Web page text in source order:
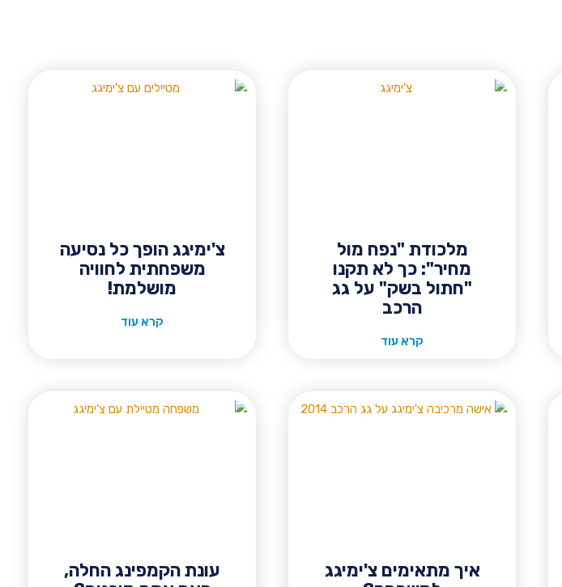
מלכודת "נפח מול
מחיר": כך לא תקנו
"חתול בשק" על גג
הרכב
קרא עוד
צ'ימיגג הופך כל נסיעה
משפחתית לחוויה
מושלמת!
קרא עוד
איך מתאימים צ'ימיגג
עונת הקמפינג החלה,